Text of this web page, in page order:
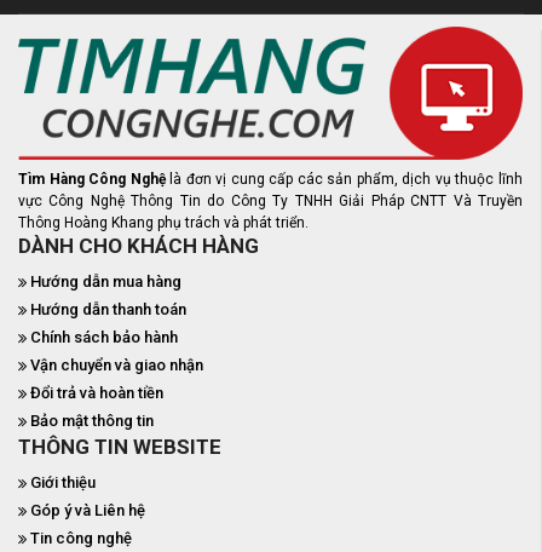
Tìm Hàng Công Nghệ là đơn vị cung cấp các sản phẩm, dịch vụ thuộc lĩnh
vực Công Nghệ Thông Tin do Công Ty TNHH Giải Pháp CNTT Và Truyền
Thông Hoàng Khang phụ trách và phát triển.
DÀNH CHO KHÁCH HÀNG
Hướng dẫn mua hàng
Hướng dẫn thanh toán
Chính sách bảo hành
Vận chuyển và giao nhận
Đổi trả và hoàn tiền
Bảo mật thông tin
THÔNG TIN WEBSITE
Giới thiệu
Góp ý và Liên hệ
Tin công nghệ